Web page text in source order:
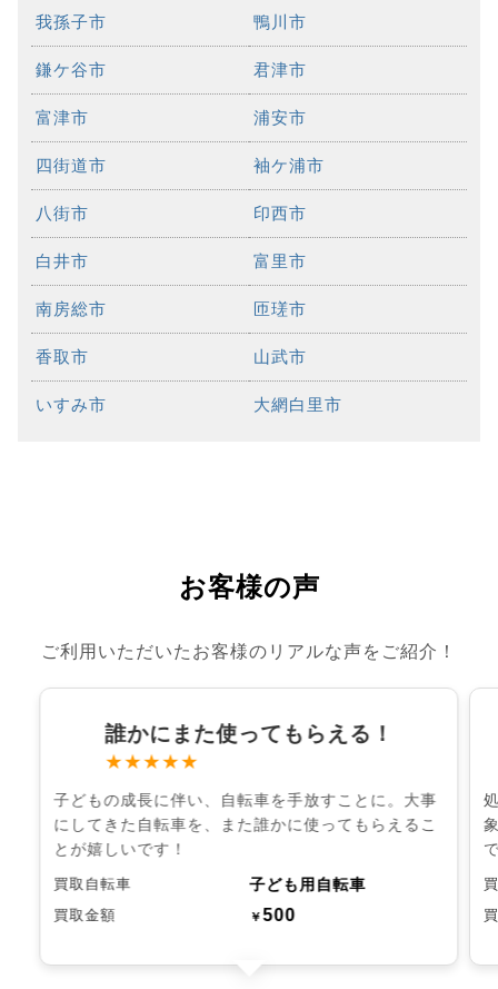
我孫子市 鴨川市
鎌ケ谷市 君津市
富津市 浦安市
四街道市 袖ケ浦市
八街市 印西市
白井市 富里市
南房総市 匝瑳市
香取市 山武市
いすみ市 大網白里市
お客様の声
ご利用いただいたお客様のリアルな声をご紹介！
誰かにまた使ってもらえる！
★★★★★
子どもの成長に伴い、自転車を手放すことに。大事
にしてきた自転車を、また誰かに使ってもらえるこ
とが嬉しいです！
買取自転車 子ども用自転車
買取金額 ￥500